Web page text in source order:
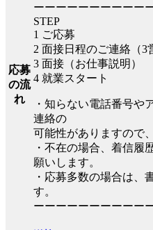
応募
の流
れ
ーーーーーーーーーー
STEP
1 ご応募
2 面接日程のご連絡（3
3 面接（お仕事説明）
4 就業スタート
・知らない電話番号や
連絡の
可能性がありますので
・不在の場合、着信履
願いします。
・応募多数の場合は、
す。
ーーーーーーーーーー